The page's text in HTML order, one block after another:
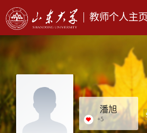
教师个人主页
潘旭
+5